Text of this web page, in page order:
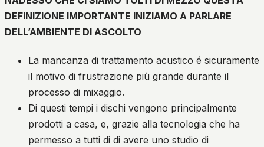
DEFINIZIONE IMPORTANTE INIZIAMO A PARLARE
DELL’AMBIENTE DI ASCOLTO
La mancanza di trattamento acustico é sicuramente
il motivo di frustrazione più grande durante il
processo di mixaggio.
Di questi tempi i dischi vengono principalmente
prodotti a casa, e, grazie alla tecnologia che ha
permesso a tutti di di avere uno studio di